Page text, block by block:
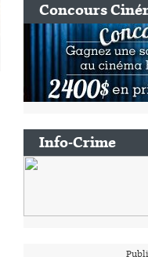
Concours
Info-Crime